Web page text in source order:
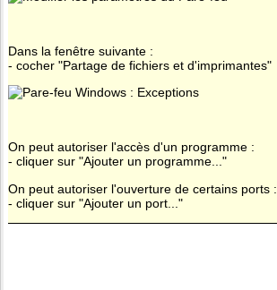
Dans la fenêtre suivante :
- cocher "Partage de fichiers et d'imprimantes"
On peut autoriser l'accès d'un programme :
- cliquer sur "Ajouter un programme..."
On peut autoriser l'ouverture de certains ports :
- cliquer sur "Ajouter un port..."